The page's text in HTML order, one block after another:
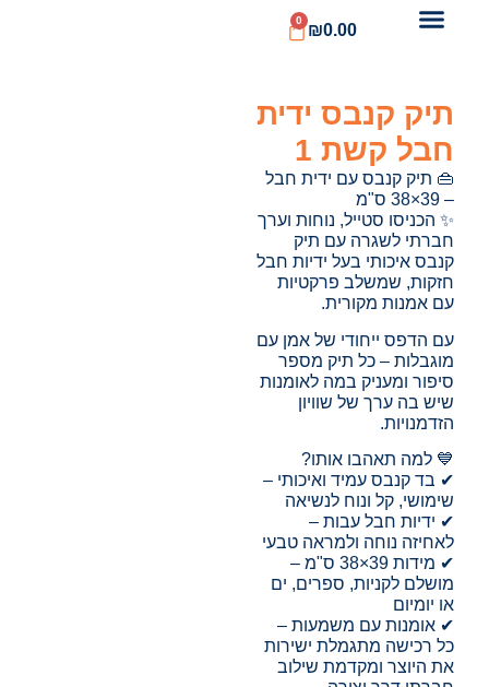
₪0.00
0
תיק קנבס ידית
חבל קשת 1
👜 תיק קנבס עם ידית חבל
– 39×38 ס"מ
✨ הכניסו סטייל, נוחות וערך
חברתי לשגרה עם תיק
קנבס איכותי בעל ידיות חבל
חזקות, שמשלב פרקטיות
עם אמנות מקורית.
עם הדפס ייחודי של אמן עם
מוגבלות – כל תיק מספר
סיפור ומעניק במה לאומנות
שיש בה ערך של שוויון
הזדמנויות.
💙 למה תאהבו אותו?
✔ בד קנבס עמיד ואיכותי –
שימושי, קל ונוח לנשיאה
✔ ידיות חבל עבות –
לאחיזה נוחה ולמראה טבעי
✔ מידות 39×38 ס"מ –
מושלם לקניות, ספרים, ים
או יומיום
✔ אומנות עם משמעות –
כל רכישה מתגמלת ישירות
את היוצר ומקדמת שילוב